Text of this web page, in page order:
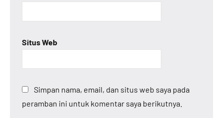
Situs Web
Simpan nama, email, dan situs web saya pada
peramban ini untuk komentar saya berikutnya.